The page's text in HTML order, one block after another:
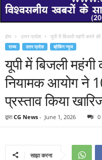
होम उत्तर प्रदेश यूपी में बिजली महंगी करने
राज्य उत्तर प्रदेश ब्रेकिंग न्यूज
यूपी में बिजली महंगी
नियामक आयोग ने
प्रस्ताव किया
द्वारा CG News - June 1, 2026 0
साझा करना